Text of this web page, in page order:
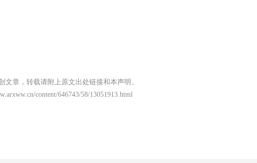
文章，转载请附上原文出处链接和本声明。
content/646743/58/13051913.html